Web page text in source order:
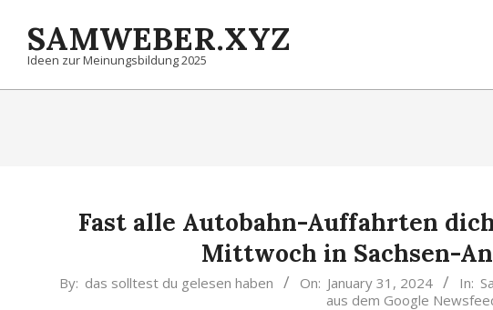
contentSAMWEBER.XYZ
Ideen zur Meinungsbildung 2025
Fast alle Autobahn-Auffahrten
Mittwoch in Sachsen-
2024-
By: das solltest du gelesen haben On: January 31, 2024 In:
aus dem Google